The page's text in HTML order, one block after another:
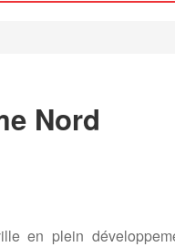
Nord
en plein